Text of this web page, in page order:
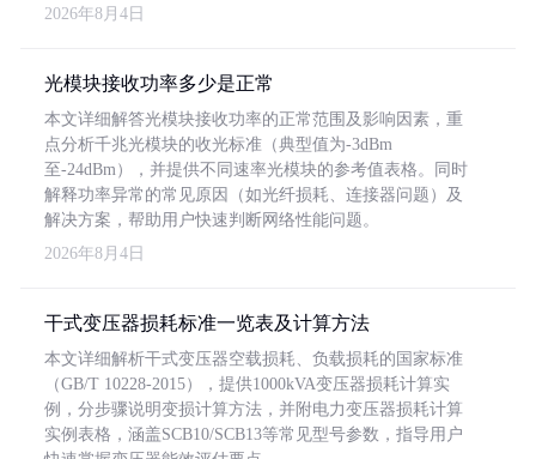
2026年8月4日
光模块接收功率多少是正常
本文详细解答光模块接收功率的正常范围及影响因素，重
点分析千兆光模块的收光标准（典型值为-3dBm
至-24dBm），并提供不同速率光模块的参考值表格。同时
解释功率异常的常见原因（如光纤损耗、连接器问题）及
解决方案，帮助用户快速判断网络性能问题。
2026年8月4日
干式变压器损耗标准一览表及计算方法
本文详细解析干式变压器空载损耗、负载损耗的国家标准
（GB/T 10228-2015），提供1000kVA变压器损耗计算实
例，分步骤说明变损计算方法，并附电力变压器损耗计算
实例表格，涵盖SCB10/SCB13等常见型号参数，指导用户